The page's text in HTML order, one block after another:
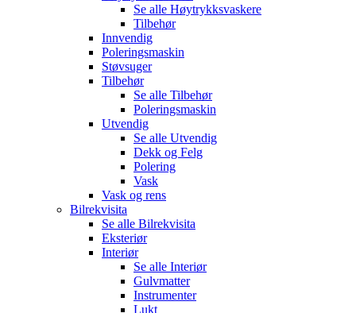
Se alle Høytrykksvaskere
Tilbehør
Innvendig
Poleringsmaskin
Støvsuger
Tilbehør
Se alle Tilbehør
Poleringsmaskin
Utvendig
Se alle Utvendig
Dekk og Felg
Polering
Vask
Vask og rens
Bilrekvisita
Se alle Bilrekvisita
Eksteriør
Interiør
Se alle Interiør
Gulvmatter
Instrumenter
Lukt